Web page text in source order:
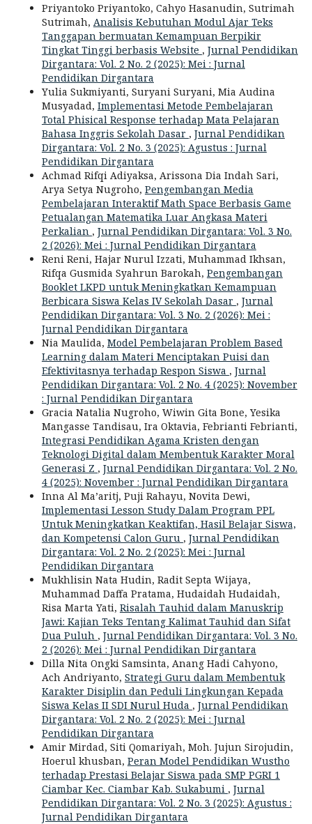
Priyantoko Priyantoko, Cahyo Hasanudin, Sutrimah
Sutrimah, Analisis Kebutuhan Modul Ajar Teks
Tanggapan bermuatan Kemampuan Berpikir
Tingkat Tinggi berbasis Website , Jurnal Pendidikan
Dirgantara: Vol. 2 No. 2 (2025): Mei : Jurnal
Pendidikan Dirgantara
Yulia Sukmiyanti, Suryani Suryani, Mia Audina
Musyadad, Implementasi Metode Pembelajaran
Total Phisical Response terhadap Mata Pelajaran
Bahasa Inggris Sekolah Dasar , Jurnal Pendidikan
Dirgantara: Vol. 2 No. 3 (2025): Agustus : Jurnal
Pendidikan Dirgantara
Achmad Rifqi Adiyaksa, Arissona Dia Indah Sari,
Arya Setya Nugroho, Pengembangan Media
Pembelajaran Interaktif Math Space Berbasis Game
Petualangan Matematika Luar Angkasa Materi
Perkalian , Jurnal Pendidikan Dirgantara: Vol. 3 No.
2 (2026): Mei : Jurnal Pendidikan Dirgantara
Reni Reni, Hajar Nurul Izzati, Muhammad Ikhsan,
Rifqa Gusmida Syahrun Barokah, Pengembangan
Booklet LKPD untuk Meningkatkan Kemampuan
Berbicara Siswa Kelas IV Sekolah Dasar , Jurnal
Pendidikan Dirgantara: Vol. 3 No. 2 (2026): Mei :
Jurnal Pendidikan Dirgantara
Nia Maulida, Model Pembelajaran Problem Based
Learning dalam Materi Menciptakan Puisi dan
Efektivitasnya terhadap Respon Siswa , Jurnal
Pendidikan Dirgantara: Vol. 2 No. 4 (2025): November
: Jurnal Pendidikan Dirgantara
Gracia Natalia Nugroho, Wiwin Gita Bone, Yesika
Mangasse Tandisau, Ira Oktavia, Febrianti Febrianti,
Integrasi Pendidikan Agama Kristen dengan
Teknologi Digital dalam Membentuk Karakter Moral
Generasi Z , Jurnal Pendidikan Dirgantara: Vol. 2 No.
4 (2025): November : Jurnal Pendidikan Dirgantara
Inna Al Ma’aritj, Puji Rahayu, Novita Dewi,
Implementasi Lesson Study Dalam Program PPL
Untuk Meningkatkan Keaktifan, Hasil Belajar Siswa,
dan Kompetensi Calon Guru , Jurnal Pendidikan
Dirgantara: Vol. 2 No. 2 (2025): Mei : Jurnal
Pendidikan Dirgantara
Mukhlisin Nata Hudin, Radit Septa Wijaya,
Muhammad Daffa Pratama, Hudaidah Hudaidah,
Risa Marta Yati, Risalah Tauhid dalam Manuskrip
Jawi: Kajian Teks Tentang Kalimat Tauhid dan Sifat
Dua Puluh , Jurnal Pendidikan Dirgantara: Vol. 3 No.
2 (2026): Mei : Jurnal Pendidikan Dirgantara
Dilla Nita Ongki Samsinta, Anang Hadi Cahyono,
Ach Andriyanto, Strategi Guru dalam Membentuk
Karakter Disiplin dan Peduli Lingkungan Kepada
Siswa Kelas II SDI Nurul Huda , Jurnal Pendidikan
Dirgantara: Vol. 2 No. 2 (2025): Mei : Jurnal
Pendidikan Dirgantara
Amir Mirdad, Siti Qomariyah, Moh. Jujun Sirojudin,
Hoerul khusban, Peran Model Pendidikan Wustho
terhadap Prestasi Belajar Siswa pada SMP PGRI 1
Ciambar Kec. Ciambar Kab. Sukabumi , Jurnal
Pendidikan Dirgantara: Vol. 2 No. 3 (2025): Agustus :
Jurnal Pendidikan Dirgantara